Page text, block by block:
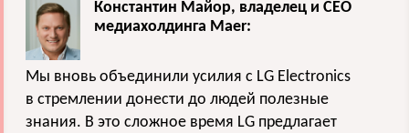
Константин Майор, владелец и СЕО
медиахолдинга Maer:
Мы вновь объединили усилия с LG Electronics
в стремлении донести до людей полезные
знания. В это сложное время LG предлагает